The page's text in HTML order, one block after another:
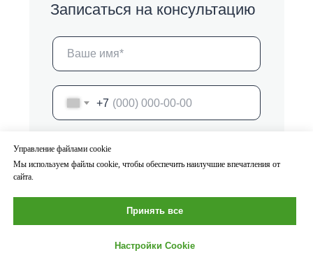
Управление файлами cookie
Мы используем файлы cookie, чтобы обеспечить наилучшие впечатления от
сайта.
Принять все
Настройки Cookie
+7
подтверждаю, что ознакомлен(-а) с
условиями обработки персональных
Записаться
Записаться на консультацию